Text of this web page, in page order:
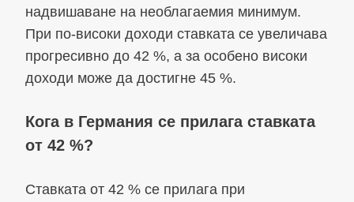
надвишаване на необлагаемия минимум.
При по-високи доходи ставката се увеличава
прогресивно до 42 %, а за особено високи
доходи може да достигне 45 %.
Кога в Германия се прилага ставката
от 42 %?
Ставката от 42 % се прилага при